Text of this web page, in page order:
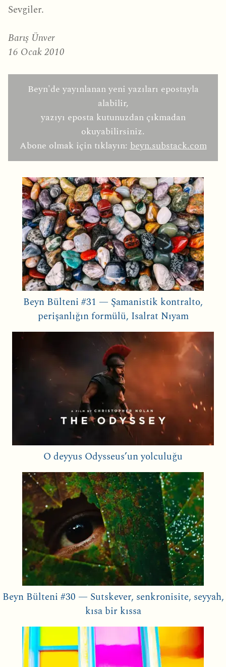
Sevgiler.
Barış Ünver
16 Ocak 2010
Beyn'de yayınlanan yeni yazıları epostayla
alabilir,
yazıyı eposta kutunuzdan çıkmadan
okuyabilirsiniz.
Abone olmak için tıklayın:beyn.substack.com
Beyn Bülteni #31 — Şamanistik kontralto,
perişanlığın formülü, Isalrat Nıyam
O deyyus Odysseus’un yolculuğu
Beyn Bülteni #30 — Sutskever, senkronisite, seyyah,
kısa bir kıssa